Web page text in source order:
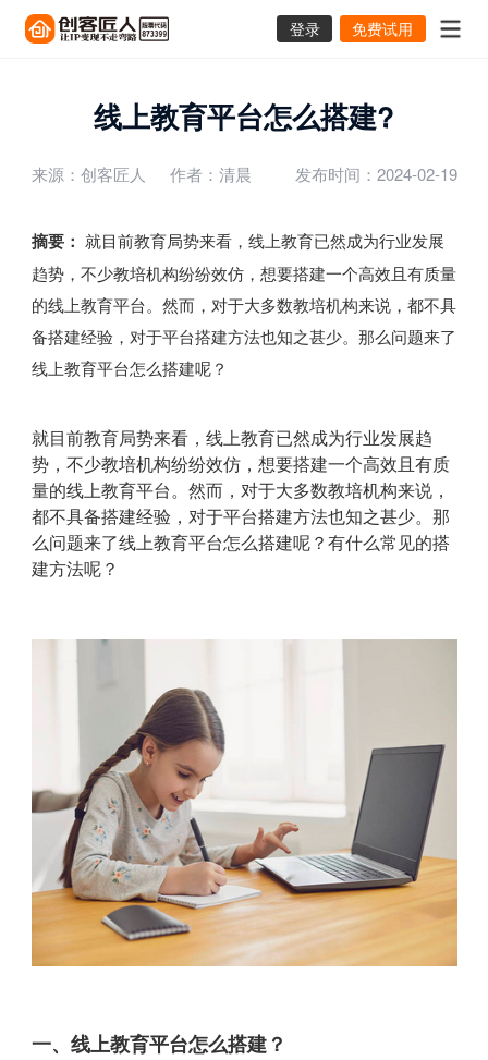
登录 免费试用
线上教育平台怎么搭建?
来源：创客匠人 作者：清晨 发布时间：2024-02-19
摘要： 就目前教育局势来看，线上教育已然成为行业发展
趋势，不少教培机构纷纷效仿，想要搭建一个高效且有质量
的线上教育平台。然而，对于大多数教培机构来说，都不具
备搭建经验，对于平台搭建方法也知之甚少。那么问题来了
线上教育平台怎么搭建呢？
就目前教育局势来看，线上教育已然成为行业发展趋
势，不少教培机构纷纷效仿，想要搭建一个高效且有质
量的线上教育平台。然而，对于大多数教培机构来说，
都不具备搭建经验，对于平台搭建方法也知之甚少。那
么问题来了线上教育平台怎么搭建呢？有什么常见的搭
建方法呢？
一、线上教育平台怎么搭建？